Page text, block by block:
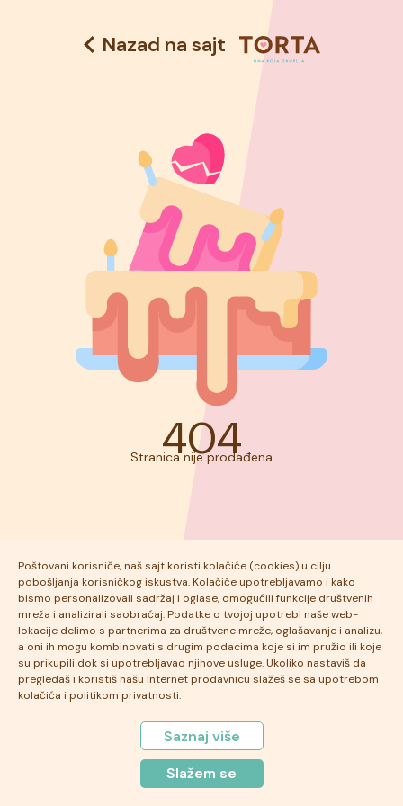
Nazad na sajt
404
Stranica nije prodađena
Poštovani korisniče, naš sajt koristi kolačiće (cookies) u cilju
pobošljanja korisničkog iskustva. Kolačiće upotrebljavamo i kako
bismo personalizovali sadržaj i oglase, omogućili funkcije društvenih
mreža i analizirali saobraćaj. Podatke o tvojoj upotrebi naše web-
lokacije delimo s partnerima za društvene mreže, oglašavanje i analizu,
a oni ih mogu kombinovati s drugim podacima koje si im pružio ili koje
su prikupili dok si upotrebljavao njihove usluge. Ukoliko nastaviš da
pregledaš i koristiš našu Internet prodavnicu slažeš se sa upotrebom
kolačića i politikom privatnosti.
Saznaj više
Slažem se